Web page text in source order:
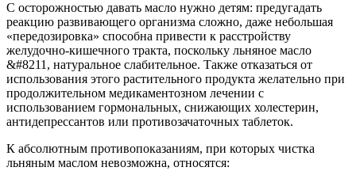
С осторожностью давать масло нужно детям: предугадать
реакцию развивающего организма сложно, даже небольшая
«передозировка» способна привести к расстройству
желудочно-кишечного тракта, поскольку льняное масло
&#8211, натуральное слабительное. Также отказаться от
использования этого растительного продукта желательно при
продолжительном медикаментозном лечении с
использованием гормональных, снижающих холестерин,
антидепрессантов или противозачаточных таблеток.
К абсолютным противопоказаниям, при которых чистка
льняным маслом невозможна, относятся: